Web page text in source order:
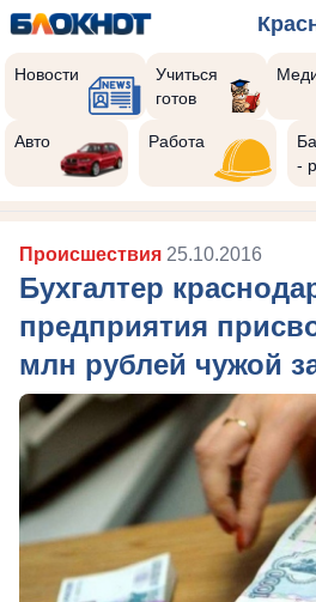
Новости
Учиться
готов
Авто Работа
-
Происшествия 25.10.2016
Бухгалтер
предприятия
млн рублей чужой